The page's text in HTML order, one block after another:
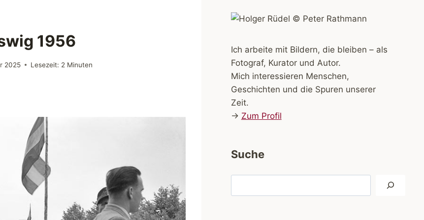
1956
2025 Lesezeit: 2 Minuten
Ich arbeite mit Bildern, die bleiben – als
Fotograf, Kurator und Autor.
Mich interessieren Menschen,
Geschichten und die Spuren unserer
Zeit.
→ Zum Profil
Suche